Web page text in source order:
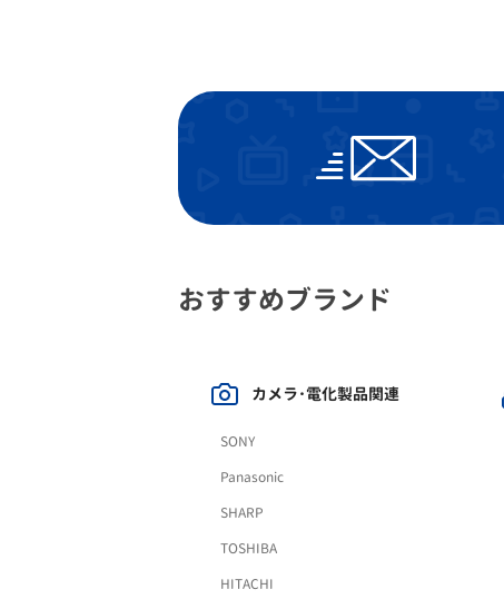
おすすめブランド
カメラ･電化製品関連
SONY
Panasonic
SHARP
TOSHIBA
HITACHI